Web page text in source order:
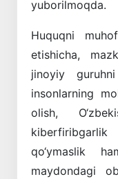
yuborilmoqda.
Huquqni
etishicha,
jinoyiy
insonlarning
olish,
kiberfiribgarlik
qo‘ymaslik
maydondagi